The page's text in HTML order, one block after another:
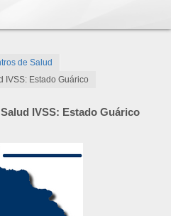
de Salud
IVSS: Estado Guárico
IVSS: Estado Guárico